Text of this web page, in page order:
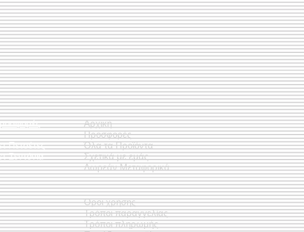
Όροι χρήσης
Τρόποι παραγγελίας
Τρόποι πληρωμής
Πετσέτες
Σεντόνια
Αρχική
Προσφορές
Όλα τα Προϊόντα
Σχετικά με εμάς
Δωρεάν Μεταφορικά